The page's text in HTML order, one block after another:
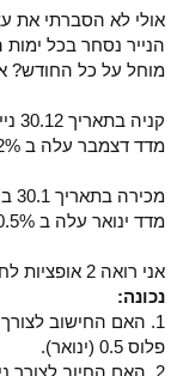
אולי לא הסברתי את
הנייר נסחר בכל
מוחל על כל החודש?
קניה בתאריך 30.12 נייר בעלות 100 שח.
מדד דצמבר עלה ב 0.2%.
מכירה בתאריך 30.1 בעלות 110 שח.
מדד ינואר עלה ב 0.5%.
אני רואה 2 אופציות לחישוב האינפלציה הקובעת,
נכונה:
פלוס 0.5 (ינואר).